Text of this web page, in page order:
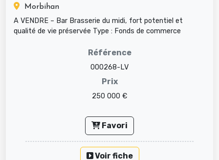
Morbihan
A VENDRE – Bar Brasserie du midi, fort potentiel et
qualité de vie préservée Type : Fonds de commerce
Référence
000268-LV
Prix
250 000 €
Favori
Voir fiche